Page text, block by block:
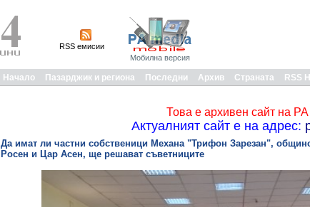
RSS емисии
Мобилна версия
Начало Пазарджик и региона Последни Архив Страната RSS
Това е архивен сайт на
Актуалният сайт е на адрес:
Да имат ли частни собственици Механа "Трифон Зарезан",
Росен и Цар Асен, ще решават съветниците